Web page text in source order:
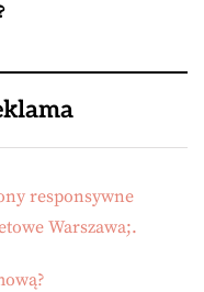
responsywne
Warszawa;.